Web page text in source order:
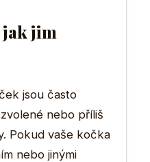
jak jim
jsou často
nebo příliš
Pokud vaše kočka
nebo jinými